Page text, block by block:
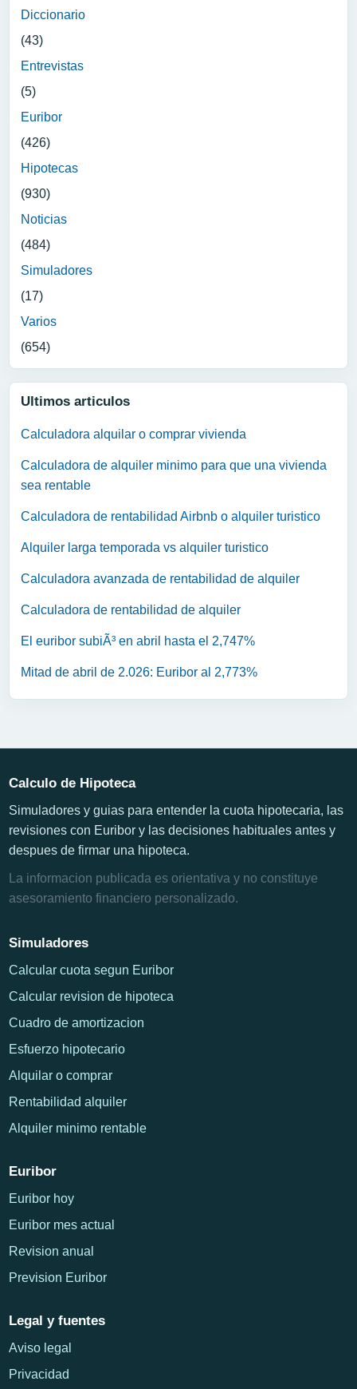
Diccionario
(43)
Entrevistas
(5)
Euribor
(426)
Hipotecas
(930)
Noticias
(484)
Simuladores
(17)
Varios
(654)
Ultimos articulos
Calculadora alquilar o comprar vivienda
Calculadora de alquiler minimo para que una vivienda
sea rentable
Calculadora de rentabilidad Airbnb o alquiler turistico
Alquiler larga temporada vs alquiler turistico
Calculadora avanzada de rentabilidad de alquiler
Calculadora de rentabilidad de alquiler
El euribor subiÃ³ en abril hasta el 2,747%
Mitad de abril de 2.026: Euribor al 2,773%
Calculo de Hipoteca
Simuladores y guias para entender la cuota hipotecaria, las
revisiones con Euribor y las decisiones habituales antes y
despues de firmar una hipoteca.
La informacion publicada es orientativa y no constituye
asesoramiento financiero personalizado.
Simuladores
Calcular cuota segun Euribor
Calcular revision de hipoteca
Cuadro de amortizacion
Esfuerzo hipotecario
Alquilar o comprar
Rentabilidad alquiler
Alquiler minimo rentable
Euribor
Euribor hoy
Euribor mes actual
Revision anual
Prevision Euribor
Legal y fuentes
Aviso legal
Privacidad